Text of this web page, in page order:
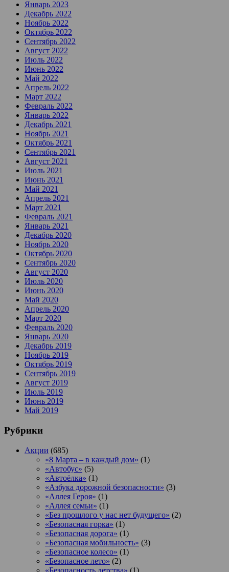
Январь 2023
Декабрь 2022
Ноябрь 2022
Октябрь 2022
Сентябрь 2022
Август 2022
Июль 2022
Июнь 2022
Май 2022
Апрель 2022
Март 2022
Февраль 2022
Январь 2022
Декабрь 2021
Ноябрь 2021
Октябрь 2021
Сентябрь 2021
Август 2021
Июль 2021
Июнь 2021
Май 2021
Апрель 2021
Март 2021
Февраль 2021
Январь 2021
Декабрь 2020
Ноябрь 2020
Октябрь 2020
Сентябрь 2020
Август 2020
Июль 2020
Июнь 2020
Май 2020
Апрель 2020
Март 2020
Февраль 2020
Январь 2020
Декабрь 2019
Ноябрь 2019
Октябрь 2019
Сентябрь 2019
Август 2019
Июль 2019
Июнь 2019
Май 2019
Рубрики
Акции (685)
«8 Марта – в каждый дом» (1)
«Автобус» (5)
«Автоёлка» (1)
«Азбука дорожной безопасности» (3)
«Аллея Героя» (1)
«Аллея семьи» (1)
«Без прошлого у нас нет будущего» (2)
«Безопасная горка» (1)
«Безопасная дорога» (1)
«Безопасная мобильность» (3)
«Безопасное колесо» (1)
«Безопасное лето» (2)
«Безопасность детства» (1)